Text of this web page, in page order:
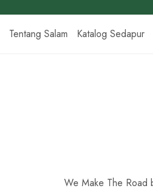
Tentang Salam Katalog Sedapur
We Make The Road